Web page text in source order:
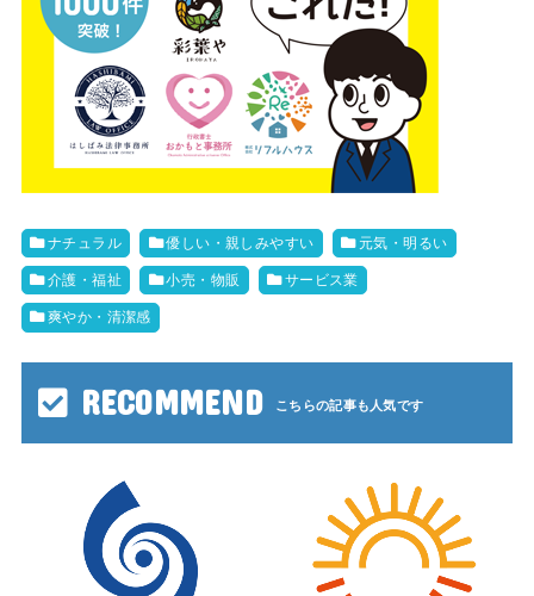
ナチュラル 優しい・親しみやすい 元気・明るい
介護・福祉 小売・物販 サービス業
爽やか・清潔感
RECOMMEND